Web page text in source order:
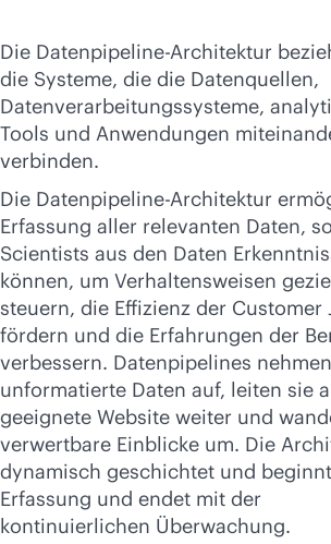
Die Datenpipeline-Architektur
die Systeme, die die Datenquellen,
Datenverarbeitungssysteme,
Tools und Anwendungen
verbinden.
Die Datenpipeline-Architektur
Erfassung aller relevanten Daten,
Scientists aus den Daten
können, um Verhaltensweisen
steuern, die Effizienz der Customer
fördern und die Erfahrungen der
verbessern. Datenpipelines nehmen
unformatierte Daten auf, leiten sie
geeignete Website weiter und
verwertbare Einblicke um. Die
dynamisch geschichtet und
Erfassung und endet mit der
kontinuierlichen Überwachung.